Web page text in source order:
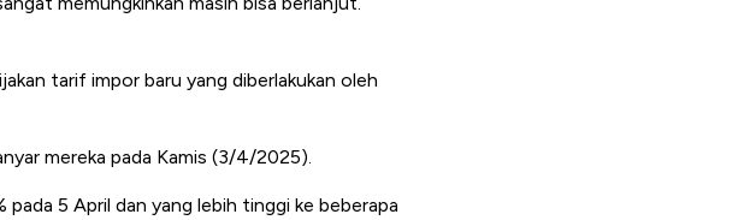
tarif impor baru yang diberlakukan oleh
mereka pada Kamis (3/4/2025).
5 April dan yang lebih tinggi ke beberapa